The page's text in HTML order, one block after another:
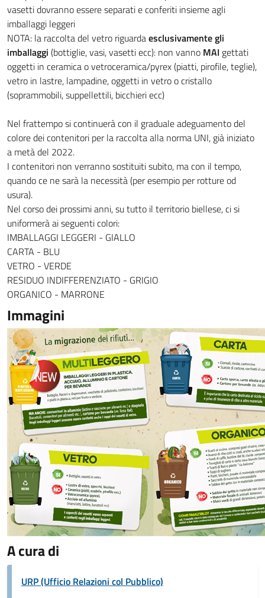
vasetti dovranno essere separati e conferiti insieme agli
imballaggi leggeri
NOTA: la raccolta del vetro riguardaesclusivamente gli
imballaggi (bottiglie, vasi, vasetti ecc): non vanno MAI gettati
oggetti in ceramica o vetroceramica/pyrex (piatti, pirofile, teglie),
vetro in lastre, lampadine, oggetti in vetro o cristallo
(soprammobili, suppellettili, bicchieri ecc)
Nel frattempo si continuerà con il graduale adeguamento del
colore dei contenitori per la raccolta alla norma UNI, già iniziato
a metà del 2022.
I contenitori non verranno sostituiti subito, ma con il tempo,
quando ce ne sarà la necessità (per esempio per rotture od
usura).
Nel corso dei prossimi anni, su tutto il territorio biellese, ci si
uniformerà ai seguenti colori:
IMBALLAGGI LEGGERI - GIALLO
CARTA - BLU
VETRO - VERDE
RESIDUO INDIFFERENZIATO - GRIGIO
ORGANICO - MARRONE
Immagini
A cura di
URP (Ufficio Relazioni col Pubblico)